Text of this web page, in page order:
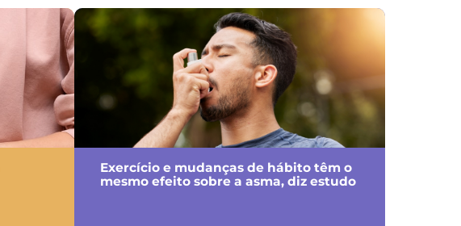
Exercício e mudanças de hábito têm o
mesmo efeito sobre a asma, diz estudo